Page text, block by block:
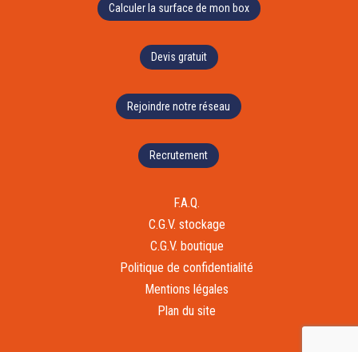
Calculer la surface de mon box
Devis gratuit
Rejoindre notre réseau
Recrutement
F.A.Q.
C.G.V. stockage
C.G.V. boutique
Politique de confidentialité
Mentions légales
Plan du site